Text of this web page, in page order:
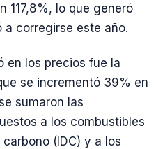
117,8%, lo que generó
a corregirse este año.
en los precios fue la
se incrementó 39% en
sumaron las
a los combustibles
(IDC) y a los